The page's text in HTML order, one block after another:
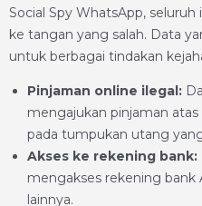
Social Spy WhatsApp, seluruh
ke tangan yang salah. Data
untuk berbagai tindakan
Pinjaman online ilegal:
mengajukan pinjaman
pada tumpukan utang
Akses ke rekening bank:
mengakses rekening bank
lainnya.